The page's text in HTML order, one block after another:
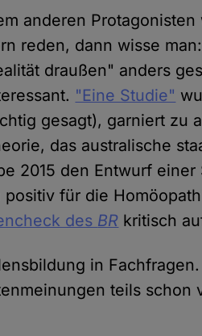
anderen
reden, dann wisse
draußen" anders
"Eine Studie"
gesagt), garniert zu
das australische
2015 den Entwurf einer
für die
des BR kritisch
in
teils schon